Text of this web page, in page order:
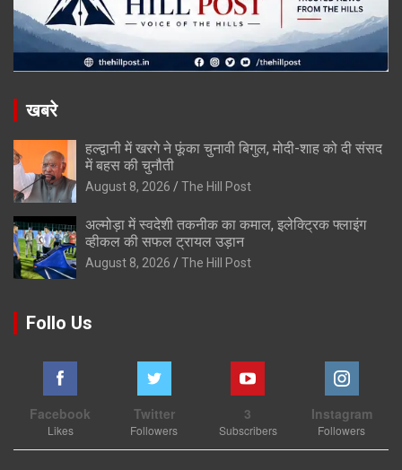
खबरे
हल्द्वानी में खरगे ने फूंका चुनावी बिगुल, मोदी-शाह को दी संसद
में बहस की चुनौती
August 8, 2026 The Hill Post
अल्मोड़ा में स्वदेशी तकनीक का कमाल, इलेक्ट्रिक फ्लाइंग
व्हीकल की सफल ट्रायल उड़ान
August 8, 2026 The Hill Post
Follo Us
Facebook
Likes
Twitter
Followers
3
Subscribers
Instagram
Followers